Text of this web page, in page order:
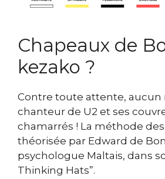
Chapeaux de
kezako ?
Contre toute attente, aucun
chanteur de U2 et ses
chamarrés ! La méthode
théorisée par Edward de
psychologue Maltais, dans
Thinking Hats”.